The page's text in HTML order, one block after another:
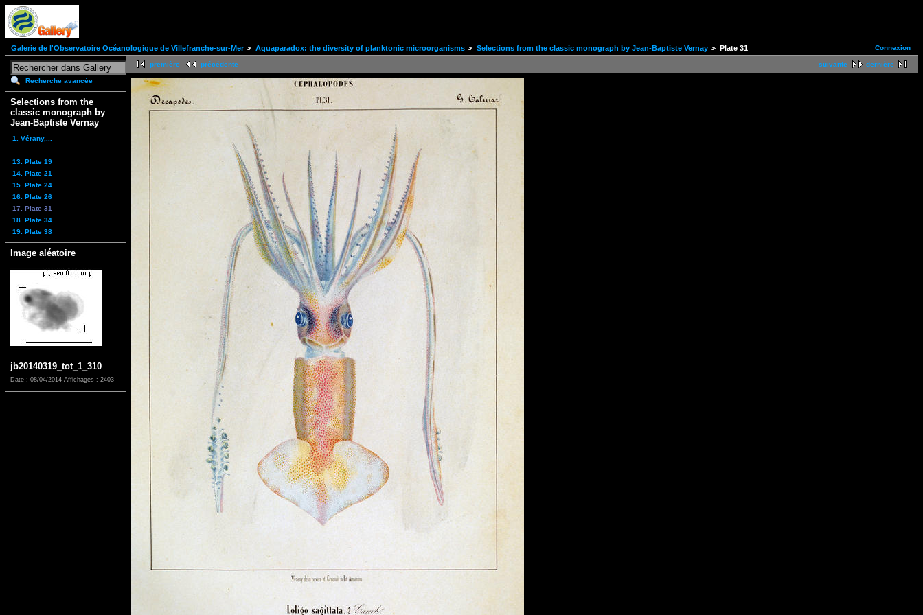
Connexion
Galerie de l'Observatoire Océanologique de Villefranche-sur-Mer Aquaparadox: the diversity of planktonic microorganisms Selections from the classic monograph by Jean-Baptiste Vernay Plate 31
Recherche avancée
Selections from the
classic monograph by
Jean-Baptiste Vernay
1. Vérany,...
13. Plate 19
14. Plate 21
15. Plate 24
16. Plate 26
17. Plate 31
18. Plate 34
19. Plate 38
Image aléatoire
jb20140319_tot_1_310
Date : 08/04/2014 Affichages : 2403
suivante dernière
première précédente